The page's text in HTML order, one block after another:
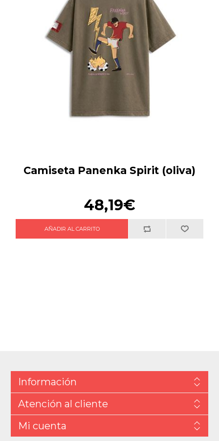
Camiseta Panenka Spirit (oliva)
48,19€
Información
Atención al cliente
Mi cuenta